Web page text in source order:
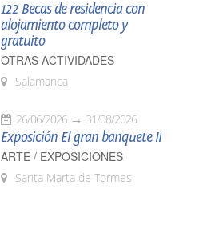
122 Becas de residencia con
alojamiento completo y
gratuito
OTRAS ACTIVIDADES
Salamanca
26/06/2026 31/08/2026
Exposición El gran banquete II
ARTE / EXPOSICIONES
Santa Marta de Tormes